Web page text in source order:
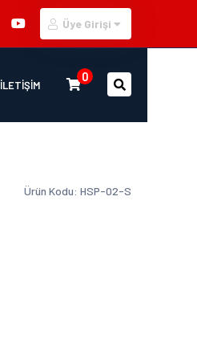
Üye Girişi
İLETİŞİM
0
Ürün Kodu: HSP-02-S